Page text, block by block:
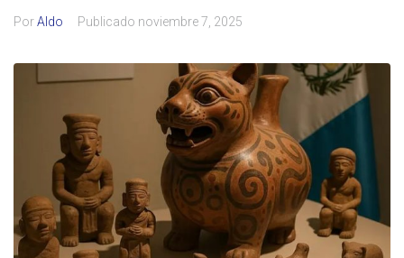
PorAldo Publicado noviembre 7, 2025